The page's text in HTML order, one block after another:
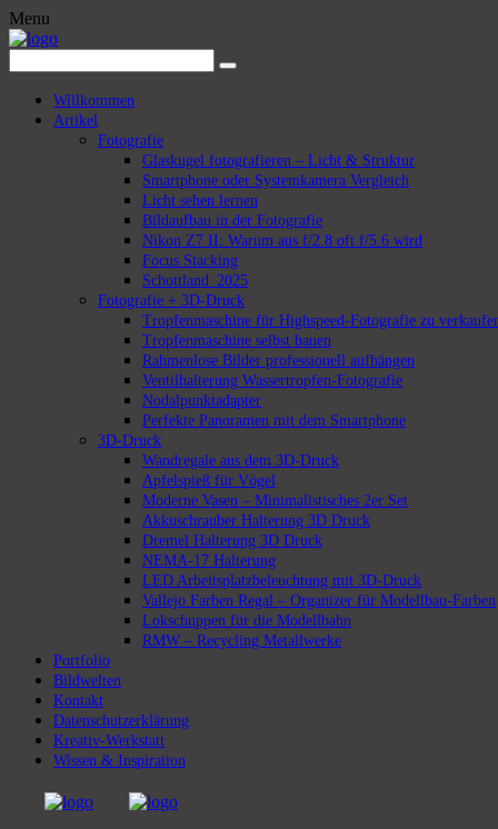
Menu
Willkommen
Artikel
Fotografie
Glaskugel fotografieren – Licht & Struktur
Smartphone oder Systemkamera Vergleich
Licht sehen lernen
Bildaufbau in der Fotografie
Nikon Z7 II: Warum aus f/2.8 oft f/5.6 wird
Focus Stacking
Schottland_2025
Fotografie + 3D-Druck
Tropfenmaschine für Highspeed-Fotografie zu
Tropfenmaschine selbst bauen
Rahmenlose Bilder professionell aufhängen
Ventilhalterung Wassertropfen-Fotografie
Nodalpunktadapter
Perfekte Panoramen mit dem Smartphone
3D-Druck
Wandregale aus dem 3D-Druck
Apfelspieß für Vögel
Moderne Vasen – Minimalistisches 2er Set
Akkuschrauber Halterung 3D Druck
Dremel Halterung 3D Druck
NEMA-17 Halterung
LED Arbeitsplatzbeleuchtung mit 3D-Druck
Vallejo Farben Regal – Organizer für Modellbau-Farben
Lokschuppen für die Modellbahn
RMW – Recycling Metallwerke
Portfolio
Bildwelten
Kontakt
Datenschutzerklärung
Kreativ-Werkstatt
Wissen & Inspiration